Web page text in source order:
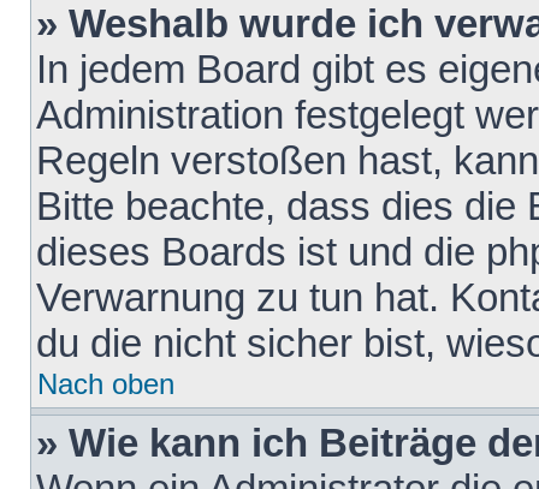
» Weshalb wurde ich
In jedem Board gibt es
Administration festgelegt
Regeln verstoßen hast,
Bitte beachte, dass dies die
dieses Boards ist und die
Verwarnung zu tun hat.
du die nicht sicher bist,
Nach oben
» Wie kann ich Beiträge